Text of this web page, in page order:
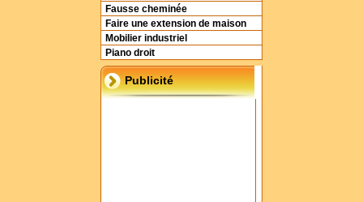
Fausse cheminée
Faire une extension de maison
Mobilier industriel
Piano droit
Publicité